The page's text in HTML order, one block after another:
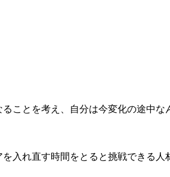
ことを考え、自分は今変化の途中な
入れ直す時間をとると挑戦できる人